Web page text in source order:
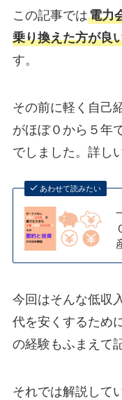
この記事では電力
乗り換えた方が良
す。
その前に軽く自己
がほぼ０から５年
でしました。詳し
あわせて読みたい
今回はそんな低収
代を安くするため
の経験もふまえて
それでは解説して